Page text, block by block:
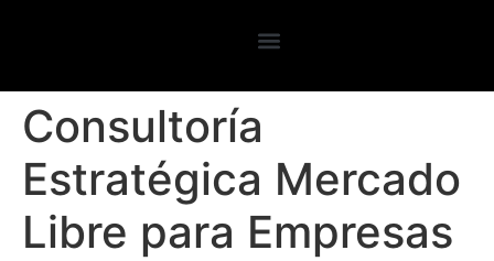
Consultoría
Estratégica Mercado
Libre para Empresas